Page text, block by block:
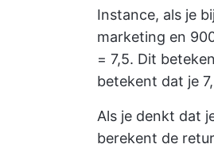
Instance, als je
marketing en
= 7,5. Dit
betekent dat je
Als je denkt dat
berekent de